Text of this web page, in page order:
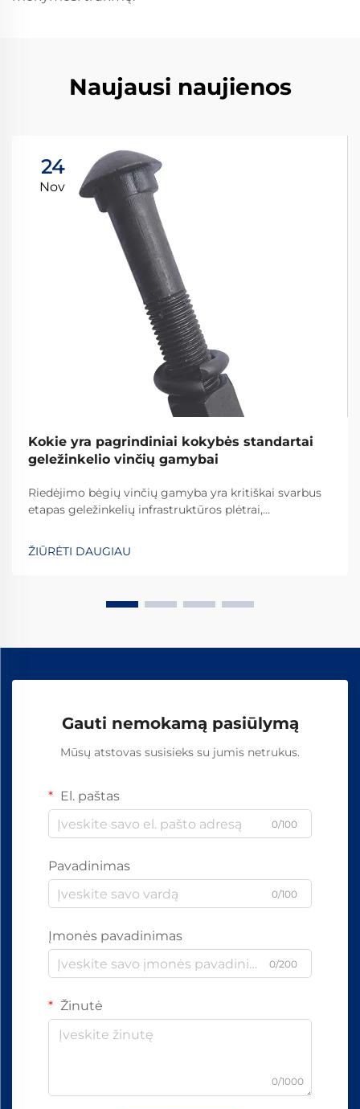
Naujausi naujienos
24
Nov
Kokie yra pagrindiniai kokybės standartai
geležinkelio vinčių gamybai
Riedėjimo bėgių vinčių gamyba yra kritiškai svarbus
etapas geležinkelių infrastruktūros plėtrai,
kad būtų užtikrinta geležinkelių sistemų sauga ir
ilgaamžiškumas visame pasaulyje. Šių esminių detalių
ŽIŪRĖTI DAUGIAU
Gauti nemokamą pasiūlymą
Mūsų atstovas susisieks su jumis netrukus.
El. paštas
0/100
Pavadinimas
0/100
Įmonės pavadinimas
0/200
Žinutė
0/1000